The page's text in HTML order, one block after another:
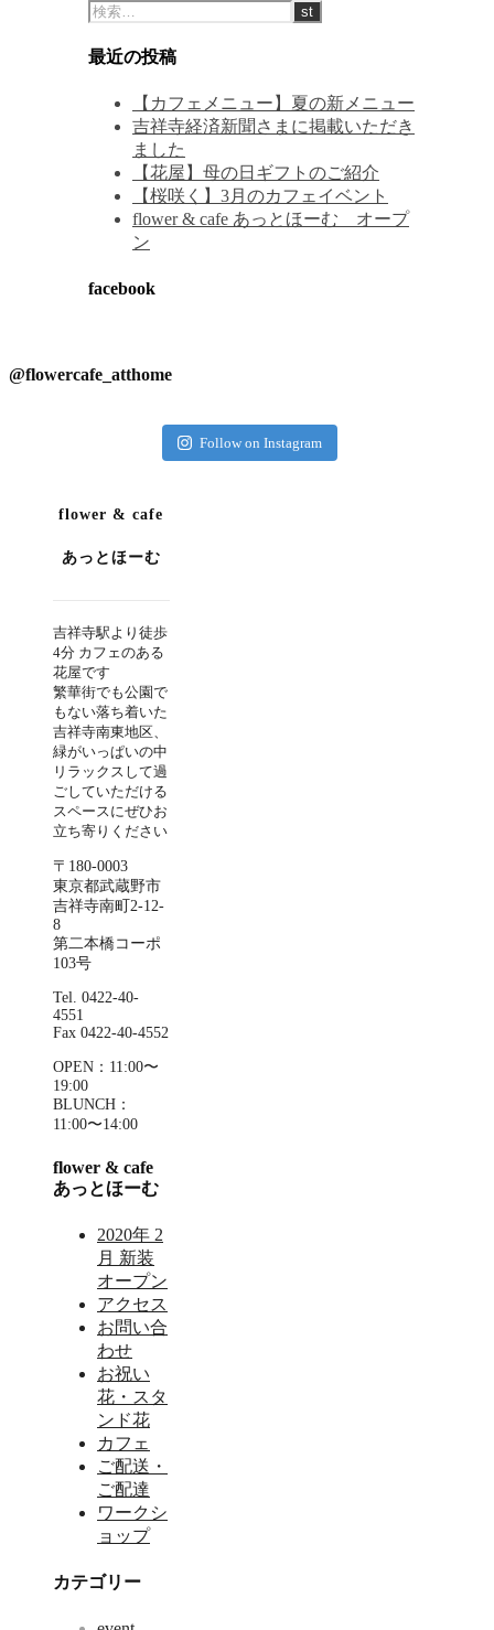
最近の投稿
【カフェメニュー】夏の新メニュー
吉祥寺経済新聞さまに掲載いただき
ました
【花屋】母の日ギフトのご紹介
【桜咲く】3月のカフェイベント
flower & cafe あっとほーむ オープ
ン
facebook
@flowercafe_atthome
Follow on Instagram
flower & cafe
あっとほーむ
吉祥寺駅より徒歩
4分 カフェのある
花屋です
繁華街でも公園で
もない落ち着いた
吉祥寺南東地区、
緑がいっぱいの中
リラックスして過
ごしていただける
スペースにぜひお
立ち寄りください
〒180-0003
東京都武蔵野市
吉祥寺南町2-12-
8
第二本橋コーポ
103号
Tel. 0422-40-
4551
Fax 0422-40-4552
OPEN：11:00〜
19:00
BLUNCH：
11:00〜14:00
flower & cafe
あっとほーむ
2020年 2
月 新装
オープン
アクセス
お問い合
わせ
お祝い
花・スタ
ンド花
カフェ
ご配送・
ご配達
ワークシ
ョップ
カテゴリー